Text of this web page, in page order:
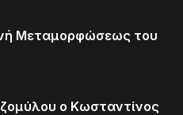
Μεταμορφώσεως του
ο Κωσταντίνος